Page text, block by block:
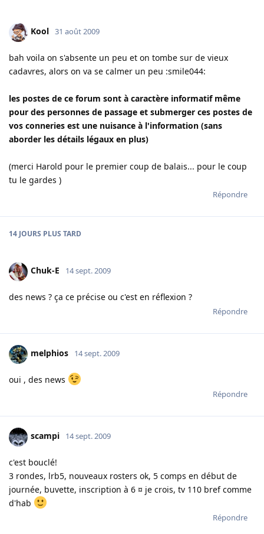
Kool 31 août 2009
bah voila on s'absente un peu et on tombe sur de vieux
cadavres, alors on va se calmer un peu :smile044:
les postes de ce forum sont à caractère informatif même
pour des personnes de passage et submerger ces postes de
vos conneries est une nuisance à l'information (sans
aborder les détails légaux en plus)
(merci Harold pour le premier coup de balais... pour le coup
tu le gardes )
Répondre
14 JOURS PLUS TARD
Chuk-E 14 sept. 2009
des news ? ça ce précise ou c'est en réflexion ?
Répondre
melphios 14 sept. 2009
oui , des news
Répondre
scampi 14 sept. 2009
c'est bouclé!
3 rondes, lrb5, nouveaux rosters ok, 5 comps en début de
journée, buvette, inscription à 6 ¤ je crois, tv 110 bref comme
d'hab
Répondre